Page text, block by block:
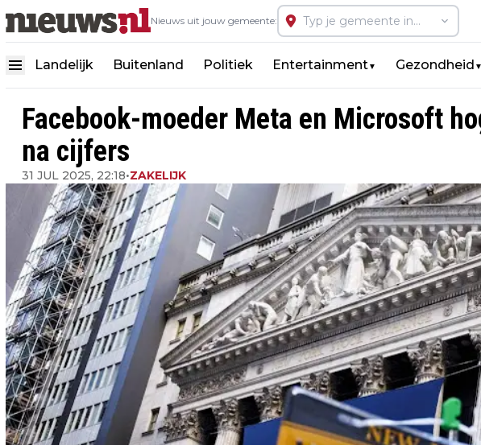
Nieuws uit jouw gemeente:
Landelijk Buitenland Politiek Entertainment▼ Gezondheid ▼
Facebook-moeder Meta en Microsoft
na cijfers
31 JUL 2025, 22:18•ZAKELIJK